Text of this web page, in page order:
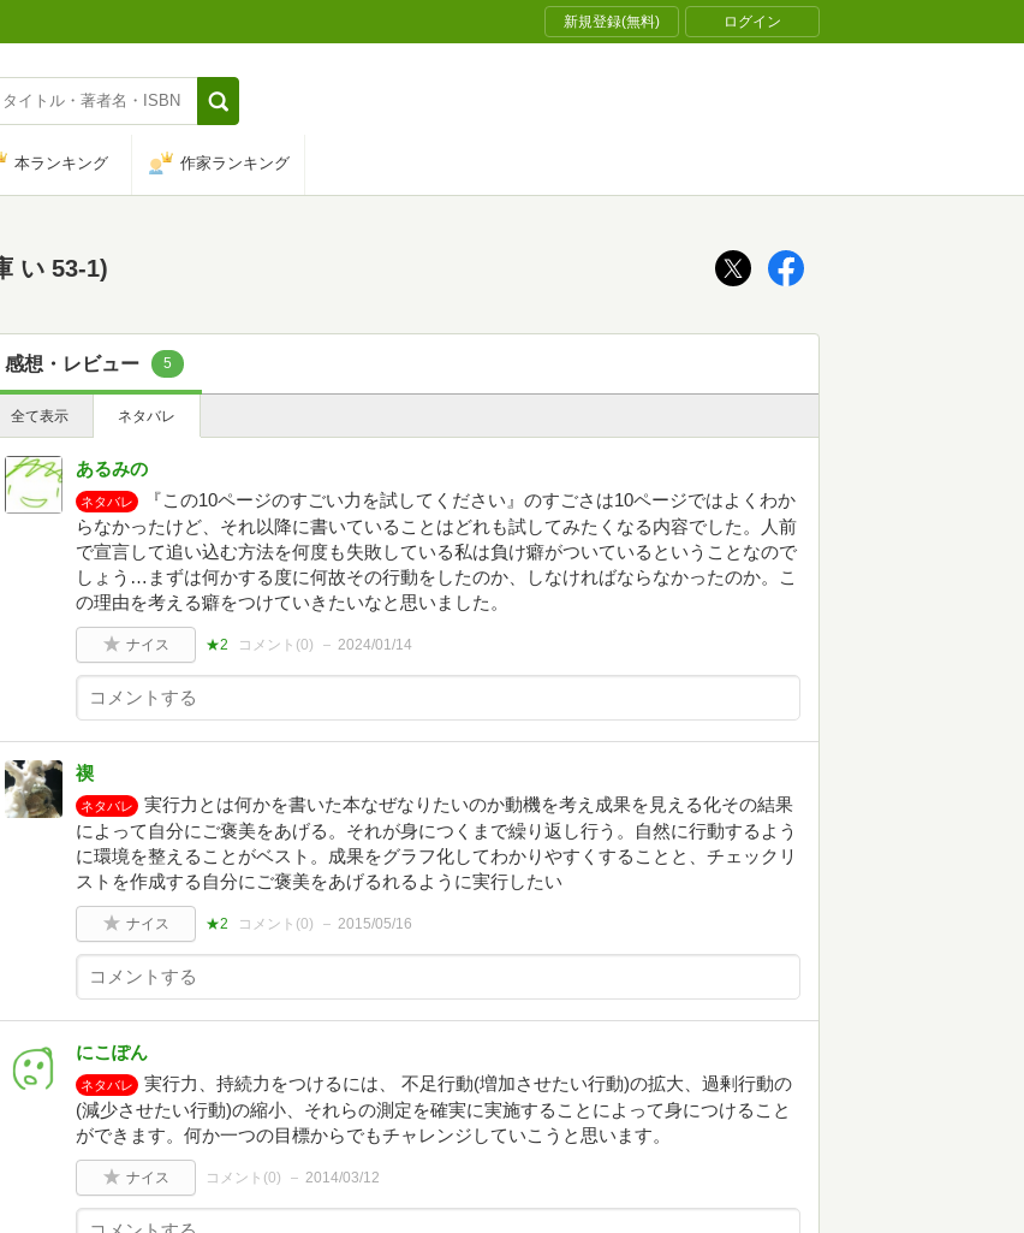
新規登録(無料) ログイン
本ランキング 作家ランキング
い 53-1)
感想・レビュー 5
全て表示 ネタバレ
あるみの
ネタバレ
『この10ページのすごい力を試してください』のすごさは10ページではよくわか
らなかったけど、それ以降に書いていることはどれも試してみたくなる内容でした。人前
で宣言して追い込む方法を何度も失敗している私は負け癖がついているということなので
しょう…まずは何かする度に何故その行動をしたのか、しなければならなかったのか。こ
の理由を考える癖をつけていきたいなと思いました。
ナイス ★2 コメント(0) 2024/01/14
禊
ネタバレ
実行力とは何かを書いた本なぜなりたいのか動機を考え成果を見える化その結果
によって自分にご褒美をあげる。それが身につくまで繰り返し行う。自然に行動するよう
に環境を整えることがベスト。成果をグラフ化してわかりやすくすることと、チェックリ
ストを作成する自分にご褒美をあげるれるように実行したい
ナイス ★2 コメント(0) 2015/05/16
にこぽん
ネタバレ
実行力、持続力をつけるには、 不足行動(増加させたい行動)の拡大、過剰行動の
(減少させたい行動)の縮小、それらの測定を確実に実施することによって身につけること
ができます。何か一つの目標からでもチャレンジしていこうと思います。
ナイス コメント(0) 2014/03/12